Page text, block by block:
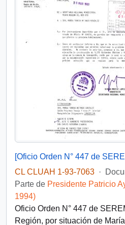
CL CLUAH 1-93-7063 ·
Parte de Presidente Patricio
1994)
Oficio Orden N° 447 de
Región, por situación de